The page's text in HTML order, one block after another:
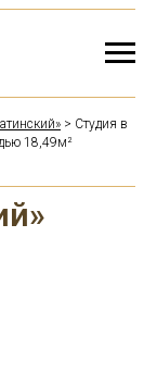
> Студия в
18,49м²